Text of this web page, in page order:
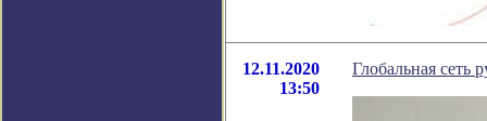
12.11.2020
13:50
Глобальная